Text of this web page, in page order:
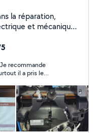
la réparation,
et mécanique.
mon
recommande
il a pris le